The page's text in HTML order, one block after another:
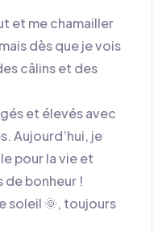
et me chamailler
dès que je vois
câlins et des
et élevés avec
Aujourd’hui, je
pour la vie et
de bonheur !
soleil 🌞, toujours